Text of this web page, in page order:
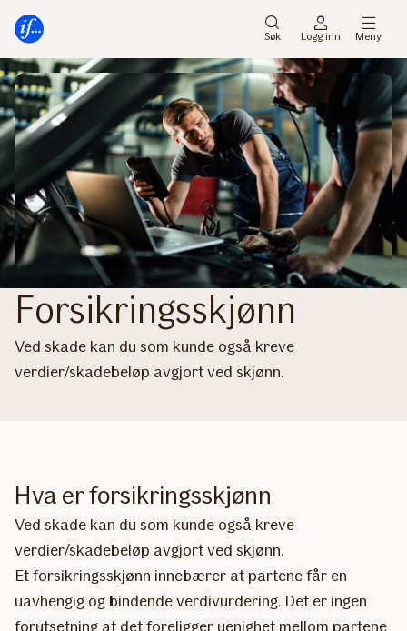
innhold
Søk Logg inn Meny
Forsikringsskjønn
Ved skade kan du som kunde også kreve
verdier/skadebeløp avgjort ved skjønn.
Hva er forsikringsskjønn
Ved skade kan du som kunde også kreve
verdier/skadebeløp avgjort ved skjønn.
​Et forsikringsskjønn innebærer at partene får en
uavhengig og bindende verdivurdering. Det er ingen
forutsetning at det foreligger uenighet mellom partene